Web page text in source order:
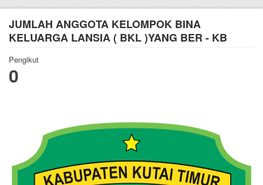
JUMLAH ANGGOTA KELOMPOK BINA
KELUARGA LANSIA ( BKL )YANG BER - KB
Pengikut
0